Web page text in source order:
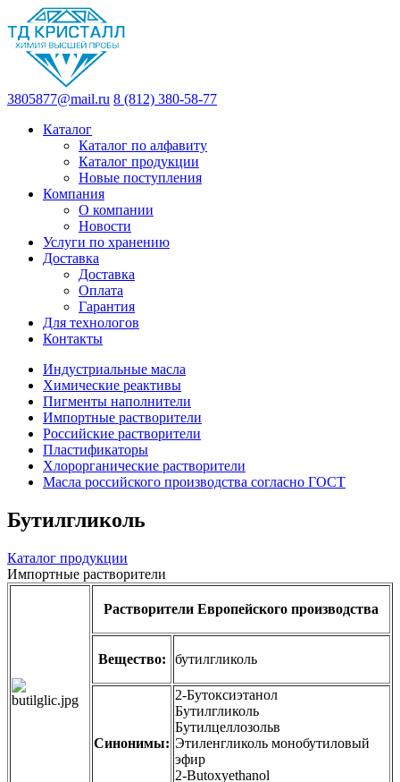
3805877@mail.ru 8 (812) 380-58-77
Каталог
Каталог по алфавиту
Каталог продукции
Новые поступления
Компания
О компании
Новости
Услуги по хранению
Доставка
Доставка
Оплата
Гарантия
Для технологов
Контакты
Индустриальные масла
Химические реактивы
Пигменты наполнители
Импортные растворители
Российские растворители
Пластификаторы
Хлорорганические растворители
Масла российского производства согласно ГОСТ
Бутилгликоль
Каталог продукции
Импортные растворители
Растворители Европейского производства
Вещество: бутилгликоль
Синонимы:
2-Бутоксиэтанол
Бутилгликоль
Бутилцеллозольв
Этиленгликоль монобутиловый
эфир
2-Butoxyethanol